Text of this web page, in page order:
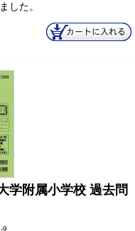
した。
学附属小学校 過去問
9